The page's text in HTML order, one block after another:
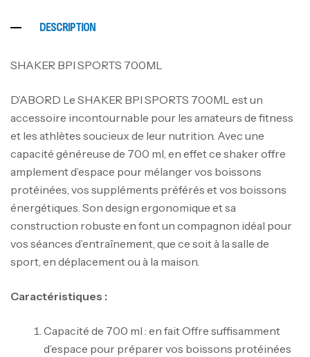
DESCRIPTION
SHAKER BPI SPORTS 700ML
D’ABORD Le SHAKER BPI SPORTS 700ML est un
accessoire incontournable pour les amateurs de fitness
et les athlètes soucieux de leur nutrition. Avec une
capacité généreuse de 700 ml, en effet ce shaker offre
amplement d’espace pour mélanger vos boissons
protéinées, vos suppléments préférés et vos boissons
énergétiques. Son design ergonomique et sa
construction robuste en font un compagnon idéal pour
vos séances d’entraînement, que ce soit à la salle de
sport, en déplacement ou à la maison.
Caractéristiques :
Capacité de 700 ml : en fait Offre suffisamment
d’espace pour préparer vos boissons protéinées